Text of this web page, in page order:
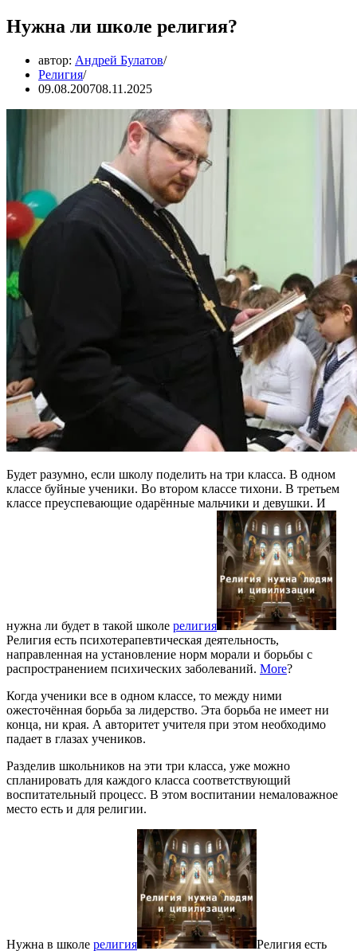
Нужна ли школе религия?
автор: Андрей Булатов
Религия
09.08.200708.11.2025
Будет разумно, если школу поделить на три класса. В одном
классе буйные ученики. Во втором классе тихони. В третьем
классе преуспевающие одарённые мальчики и девушки. И
нужна ли будет в такой школе религия
Религия есть психотерапевтическая деятельность,
направленная на установление норм морали и борьбы с
распространением психических заболеваний. More?
Когда ученики все в одном классе, то между ними
ожесточённая борьба за лидерство. Эта борьба не имеет ни
конца, ни края. А авторитет учителя при этом необходимо
падает в глазах учеников.
Разделив школьников на эти три класса, уже можно
спланировать для каждого класса соответствующий
воспитательный процесс. В этом воспитании немаловажное
место есть и для религии.
Нужна в школе религия Религия есть